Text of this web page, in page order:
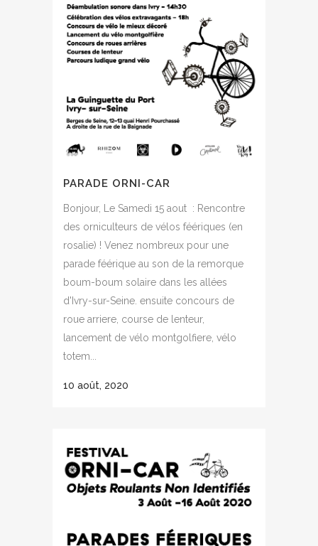
PARADE ORNI-CAR
Bonjour, Le Samedi 15 aout : Rencontre
des orniculteurs de vélos féériques (en
rosalie) ! Venez nombreux pour une
parade féérique au son de la remorque
boum-boum solaire dans les allées
d'Ivry-sur-Seine. ensuite concours de
roue arriere, course de lenteur,
lancement de vélo montgolfiere, vélo
totem...
10 août, 2020